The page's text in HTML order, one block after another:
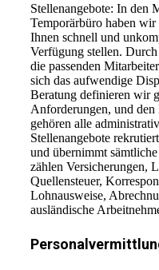
Stellenangebote: In den
Temporärbüro haben
Ihnen schnell und
Verfügung stellen.
die passenden
sich das aufwendige
Beratung definieren wir
Anforderungen, und
gehören alle
Stellenangebote
und übernimmt
zählen Versicherungen,
Quellensteuer,
Lohnausweise,
ausländische